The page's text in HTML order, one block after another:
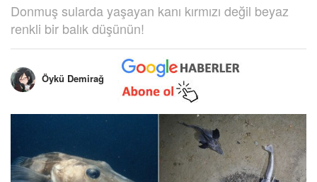
Donmuş sularda yaşayan kanı kırmızı değil beyaz
renkli bir balık düşünün!
Öykü Demirağ